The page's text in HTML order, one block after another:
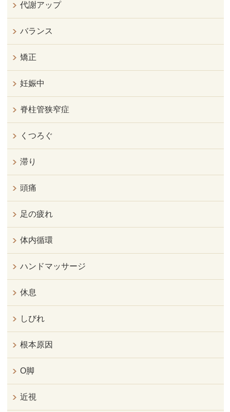
代謝アップ
バランス
矯正
妊娠中
脊柱管狭窄症
くつろぐ
滞り
頭痛
足の疲れ
体内循環
ハンドマッサージ
休息
しびれ
根本原因
O脚
近視